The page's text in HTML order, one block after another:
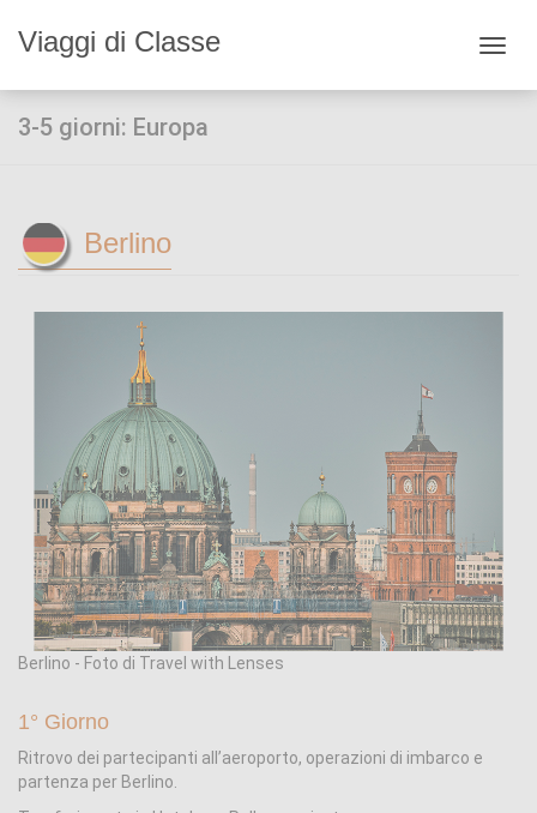
Viaggi di Classe
3-5 giorni: Europa
Berlino
Berlino - Foto di Travel with Lenses
1° Giorno
Ritrovo dei partecipanti all’aeroporto, operazioni di imbarco e
partenza per Berlino.